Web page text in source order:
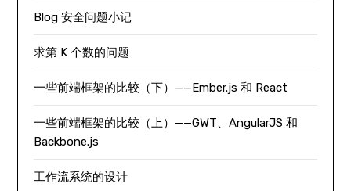
Blog 安全问题小记
求第 K 个数的问题
一些前端框架的比较（下）——Ember.js 和 React
一些前端框架的比较（上）——GWT、AngularJS 和
Backbone.js
工作流系统的设计